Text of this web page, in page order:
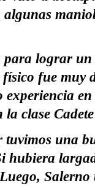
para lograr
fue muy
experiencia
la clase
tuvimos una
hubiera
Salerno